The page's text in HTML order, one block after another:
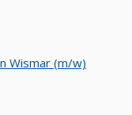
Wismar (m/w)